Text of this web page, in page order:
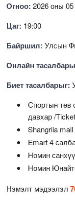
Огноо: 2026 оны
Цаг: 19:00
Байршил: Улсын
Онлайн
Биет тасалбарыг:
Спортын төв
давхар /
Shangrila
Emart 4
Номин
Номин
Нэмэлт мэдээлэл